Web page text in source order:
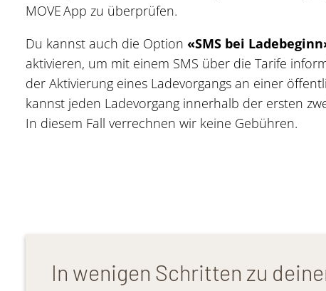
MOVE App zu überprüfen.
Du kannst auch die Option «SMS bei
aktivieren, um mit einem SMS über die Tarife
der Aktivierung eines Ladevorgangs an einer
kannst jeden Ladevorgang innerhalb der ersten
In diesem Fall verrechnen wir keine Gebühren.
In wenigen Schritten zu